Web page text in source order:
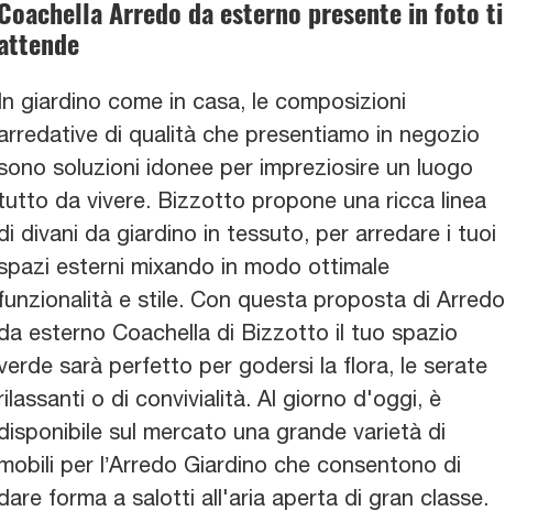
Arredo da esterno presente in foto ti
In giardino come in casa, le composizioni
di qualità che presentiamo in negozio
soluzioni idonee per impreziosire un luogo
da vivere. Bizzotto propone una ricca linea
divani da giardino in tessuto, per arredare i tuoi
esterni mixando in modo ottimale
e stile. Con questa proposta di Arredo
esterno Coachella di Bizzotto il tuo spazio
sarà perfetto per godersi la flora, le serate
o di convivialità. Al giorno d'oggi, è
sul mercato una grande varietà di
per l’Arredo Giardino che consentono di
forma a salotti all'aria aperta di gran classe.